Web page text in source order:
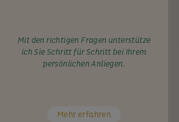
Mit den richtigen Fragen unterstütze
ich Sie Schritt für Schritt bei Ihrem
persönlichen Anliegen.
Mehr erfahren